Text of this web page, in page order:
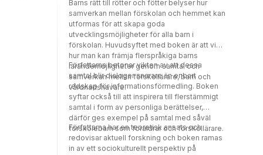
förskolan och de tidiga skolåren som ger
stöd åt arbetet med yngre barn med olika
kulturella och språkliga bakgrunder och
deras familjer. Bokens kapitel rör sig mellan
olika kontexter för att ge läsarna fler
perspektiv och en bredare bild av vad
mångfaldsarbete innebär. Boken redogör för
internationella forskningssamarbeten och
olika aspekter av internationellt arbete, och
innehåller såväl teoretiska diskussioner som
praktiska tillämpningar. I varje kapitel finns
också diskussionsfrågor som kan skapa
grund för kritisk reflektion över det som
diskuterats i de olika kapitlen. Mångfald i
Barns rätt till rötter och fötter belyser hur
samverkan mellan förskolan och hemmet kan
utformas för att skapa goda
utvecklingsmöjligheter för alla barn i
förskolan. Huvudsyftet med boken är att visa
hur man kan främja flerspråkiga barns
lärandemöjligheter genom samtal och
samverkan mellan förskollärare, barn och
vårdnadshavare.
Författarna betonar vikten av att dessa
samtal blir dialoger snarare än enbart
redskap för informationsförmedling. Boken
syftar också till att inspirera till flerstämmigt
samtal i form av personliga berättelser,
därför ges exempel på samtal med såväl
förskolebarn som föräldrar och förskollärare.
Författarna har en teoretisk ansats och
redovisar aktuell forskning och boken ramas
in av ett sociokulturellt perspektiv på